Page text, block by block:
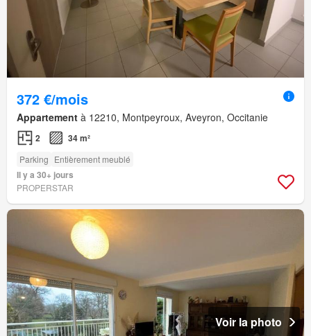
372 €/mois
Appartement à 12210, Montpeyroux, Aveyron, Occitanie
2 34 m²
Parking Entièrement meublé
Il y a 30+ jours
PROPERSTAR
Voir la photo